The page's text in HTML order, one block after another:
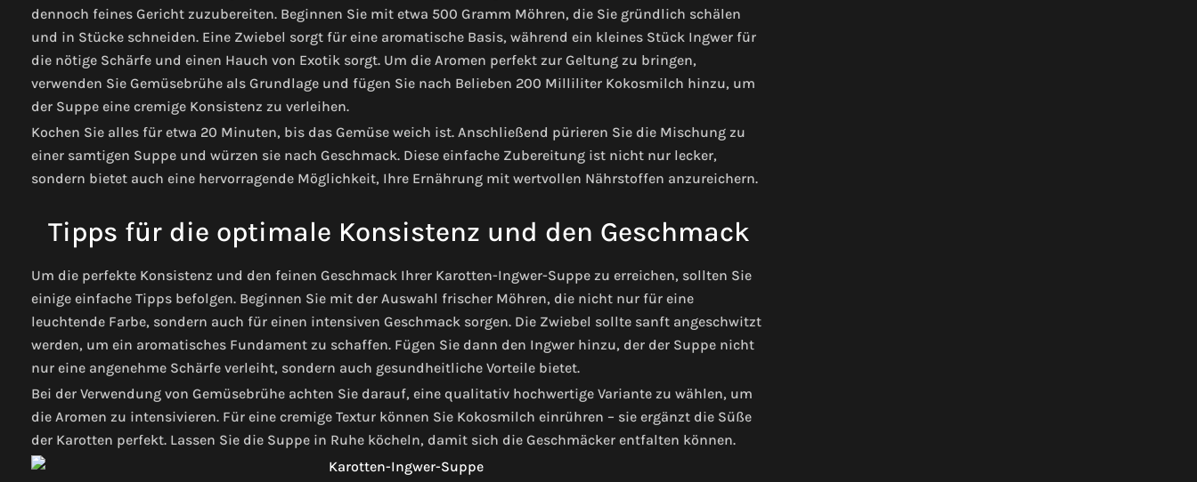
dennoch feines Gericht zuzubereiten. Beginnen Sie mit etwa 500 Gramm Möhren, die Sie gründlich schälen
und in Stücke schneiden. Eine Zwiebel sorgt für eine aromatische Basis, während ein kleines Stück Ingwer für
die nötige Schärfe und einen Hauch von Exotik sorgt. Um die Aromen perfekt zur Geltung zu bringen,
verwenden Sie Gemüsebrühe als Grundlage und fügen Sie nach Belieben 200 Milliliter Kokosmilch hinzu, um
der Suppe eine cremige Konsistenz zu verleihen.
Kochen Sie alles für etwa 20 Minuten, bis das Gemüse weich ist. Anschließend pürieren Sie die Mischung zu
einer samtigen Suppe und würzen sie nach Geschmack. Diese einfache Zubereitung ist nicht nur lecker,
sondern bietet auch eine hervorragende Möglichkeit, Ihre Ernährung mit wertvollen Nährstoffen anzureichern.
Tipps für die optimale Konsistenz und den Geschmack
Um die perfekte Konsistenz und den feinen Geschmack Ihrer Karotten-Ingwer-Suppe zu erreichen, sollten Sie
einige einfache Tipps befolgen. Beginnen Sie mit der Auswahl frischer Möhren, die nicht nur für eine
leuchtende Farbe, sondern auch für einen intensiven Geschmack sorgen. Die Zwiebel sollte sanft angeschwitzt
werden, um ein aromatisches Fundament zu schaffen. Fügen Sie dann den Ingwer hinzu, der der Suppe nicht
nur eine angenehme Schärfe verleiht, sondern auch gesundheitliche Vorteile bietet.
Bei der Verwendung von Gemüsebrühe achten Sie darauf, eine qualitativ hochwertige Variante zu wählen, um
die Aromen zu intensivieren. Für eine cremige Textur können Sie Kokosmilch einrühren – sie ergänzt die Süße
der Karotten perfekt. Lassen Sie die Suppe in Ruhe köcheln, damit sich die Geschmäcker entfalten können.